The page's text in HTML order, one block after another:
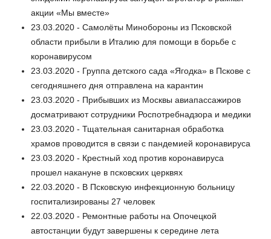
акции «Мы вместе»
23.03.2020 - Самолёты Минобороны из Псковской
области прибыли в Италию для помощи в борьбе с
коронавирусом
23.03.2020 - Группа детского сада «Ягодка» в Пскове с
сегодняшнего дня отправлена на карантин
23.03.2020 - Прибывших из Москвы авиапассажиров
досматривают сотрудники Роспотребнадзора и медики
23.03.2020 - Тщательная санитарная обработка
храмов проводится в связи с пандемией коронавируса
23.03.2020 - Крестный ход против коронавируса
прошел накануне в псковских церквях
22.03.2020 - В Псковскую инфекционную больницу
госпитализированы 27 человек
22.03.2020 - Ремонтные работы на Опочецкой
автостанции будут завершены к середине лета